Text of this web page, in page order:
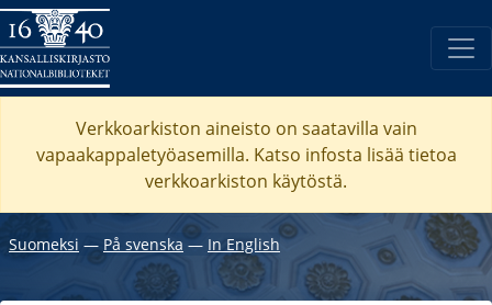
Verkkoarkiston aineisto on saatavilla vain
vapaakappaletyöasemilla. Katso infosta lisää tietoa
verkkoarkiston käytöstä.
Suomeksi ― På svenska― In English